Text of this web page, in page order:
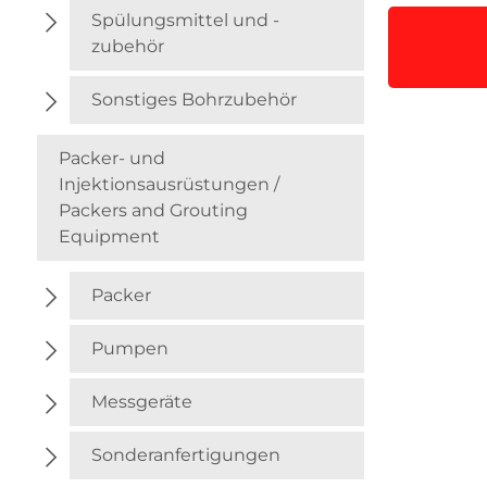
Spülungsmittel und -
zubehör
Sonstiges Bohrzubehör
Packer- und
Injektionsausrüstungen /
Packers and Grouting
Equipment
Packer
Pumpen
Messgeräte
Sonderanfertigungen